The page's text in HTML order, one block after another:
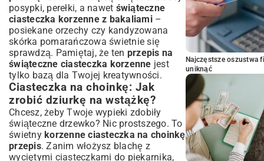
posypki, perełki, a nawet świąteczne
ciasteczka korzenne z bakaliami–
posiekane orzechy czy kandyzowana
skórka pomarańczowa świetnie się
sprawdzą. Pamiętaj, że ten przepis na
świąteczne ciasteczka korzenne jest
tylko bazą dla Twojej kreatywności.
Ciasteczka na choinkę: Jak
zrobić dziurkę na wstążkę?
Chcesz, żeby Twoje wypieki zdobiły
świąteczne drzewko? Nic prostszego. To
świetny korzenne ciasteczka na choinkę
przepis. Zanim włożysz blachę z
wyciętymi ciasteczkami do piekarnika,
Najczęstsze oszustwa
uniknąć